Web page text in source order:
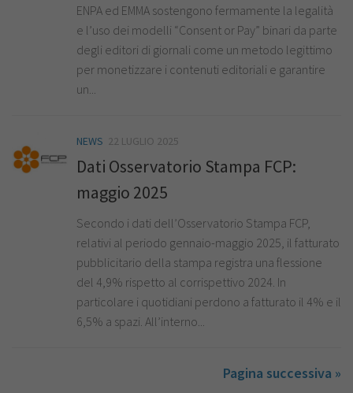
ENPA ed EMMA sostengono fermamente la legalità
e l’uso dei modelli “Consent or Pay” binari da parte
degli editori di giornali come un metodo legittimo
per monetizzare i contenuti editoriali e garantire
un...
NEWS 22 LUGLIO 2025
Dati Osservatorio Stampa FCP:
maggio 2025
Secondo i dati dell’Osservatorio Stampa FCP,
relativi al periodo gennaio-maggio 2025, il fatturato
pubblicitario della stampa registra una flessione
del 4,9% rispetto al corrispettivo 2024. In
particolare i quotidiani perdono a fatturato il 4% e il
6,5% a spazi. All’interno...
Pagina successiva »